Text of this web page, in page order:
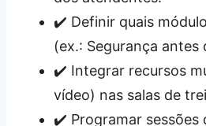
✔️ Definir quais
(ex.: Segurança antes
✔️ Integrar recursos
vídeo) nas salas de
✔️ Programar sessões